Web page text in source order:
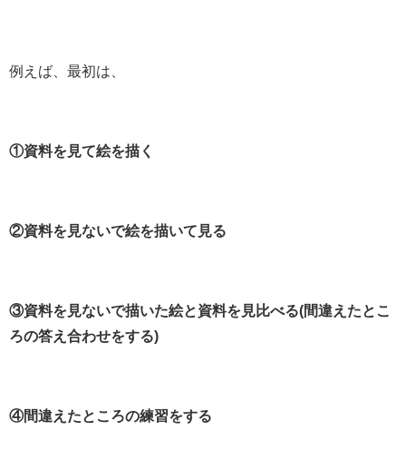
例えば、最初は、
①資料を見て絵を描く
②資料を見ないで絵を描いて見る
③資料を見ないで描いた絵と資料を見比べる(間違えたとこ
ろの答え合わせをする)
④間違えたところの練習をする